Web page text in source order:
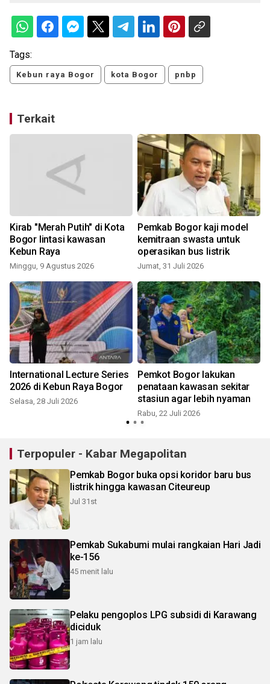
Tags:
Kebun raya Bogor kota Bogor pnbp
Terkait
Kirab "Merah Putih" di Kota
Bogor lintasi kawasan
Kebun Raya
Minggu, 9 Agustus 2026
Pemkab Bogor kaji model
kemitraan swasta untuk
operasikan bus listrik
Jumat, 31 Juli 2026
International Lecture Series
2026 di Kebun Raya Bogor
Selasa, 28 Juli 2026
Pemkot Bogor lakukan
penataan kawasan sekitar
stasiun agar lebih nyaman
Rabu, 22 Juli 2026
Terpopuler - Kabar Megapolitan
Pemkab Bogor buka opsi koridor baru bus
listrik hingga kawasan Citeureup
Jul 31st
Pemkab Sukabumi mulai rangkaian Hari Jadi
ke-156
45 menit lalu
Pelaku pengoplos LPG subsidi di Karawang
diciduk
1 jam lalu